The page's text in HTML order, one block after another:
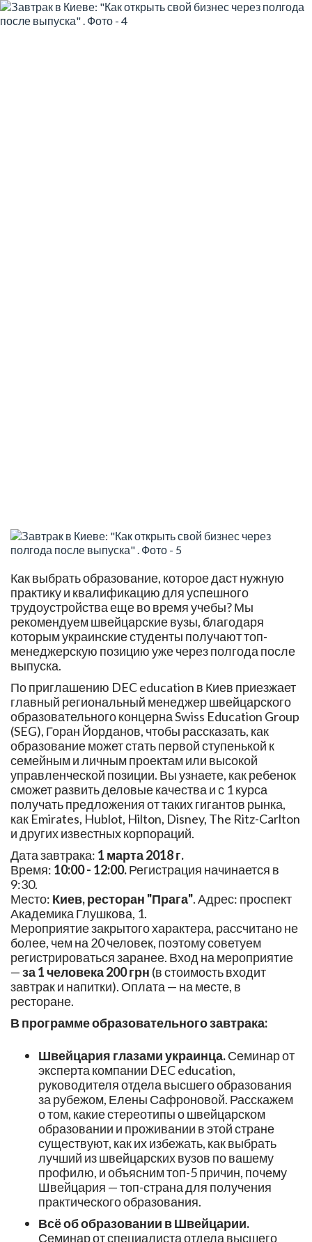
Как выбрать образование, которое даст нужную
практику и квалификацию для успешного
трудоустройства еще во время учебы? Мы
рекомендуем швейцарские вузы, благодаря
которым украинские студенты получают топ-
менеджерскую позицию уже через полгода после
выпуска.
По приглашению DEC education в Киев приезжает
главный региональный менеджер швейцарского
образовательного концерна Swiss Education Group
(SEG), Горан Йорданов, чтобы рассказать, как
образование может стать первой ступенькой к
семейным и личным проектам или высокой
управленческой позиции. Вы узнаете, как ребенок
сможет развить деловые качества и с 1 курса
получать предложения от таких гигантов рынка,
как Emirates, Hublot, Hilton, Disney, The Ritz-Carlton
и других известных корпораций.
Дата завтрака: 1 марта 2018 г.
Время: 10:00 - 12:00.Регистрация начинается в
9:30.
Место: Киев, ресторан "Прага". Адрес: проспект
Академика Глушкова, 1.
Мероприятие закрытого характера, рассчитано не
более, чем на 20 человек, поэтому советуем
регистрироваться заранее. Вход на мероприятие
—за 1 человека 200 грн (в стоимость входит
завтрак и напитки). Оплата — на месте, в
ресторане.
В программе образовательного завтрака:
Швейцария глазами украинца.Семинар от
эксперта компании DEC education,
руководителя отдела высшего образования
за рубежом, Елены Сафроновой. Расскажем
о том, какие стереотипы о швейцарском
образовании и проживании в этой стране
существуют, как их избежать, как выбрать
лучший из швейцарских вузов по вашему
профилю, и объясним топ-5 причин, почему
Швейцария — топ-страна для получения
практического образования.
Всё об образовании в Швейцарии.
Семинар от специалиста отдела высшего